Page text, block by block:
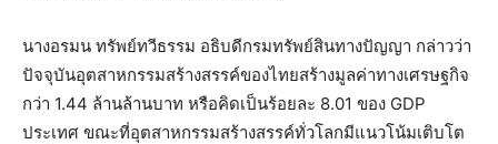
นางอรมน ทรัพย์ทวีธรรม อธิบดีกรมทรัพย์สินทางปัญญา กล่าวว่า
ปัจจุบันอุตสาหกรรมสร้างสรรค์ของไทยสร้างมูลค่าทางเศรษฐกิจ
กว่า 1.44 ล้านล้านบาท หรือคิดเป็นร้อยละ 8.01 ของ GDP
ประเทศ ขณะที่อุตสาหกรรมสร้างสรรค์ทั่วโลกมีแนวโน้มเติบโต